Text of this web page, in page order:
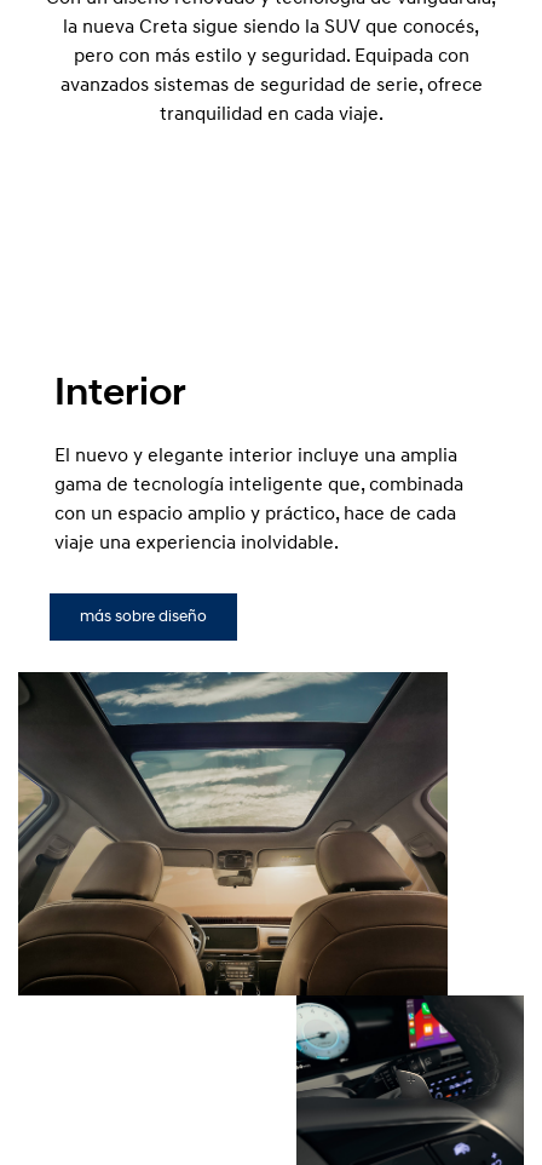
la nueva Creta sigue siendo la SUV que conocés,
pero con más estilo y seguridad. Equipada con
avanzados sistemas de seguridad de serie, ofrece
tranquilidad en cada viaje.
Interior
El nuevo y elegante interior incluye una amplia
gama de tecnología inteligente que, combinada
con un espacio amplio y práctico, hace de cada
viaje una experiencia inolvidable.
más sobre diseño